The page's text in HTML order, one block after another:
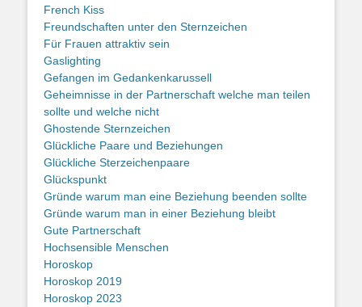
French Kiss
Freundschaften unter den Sternzeichen
Für Frauen attraktiv sein
Gaslighting
Gefangen im Gedankenkarussell
Geheimnisse in der Partnerschaft welche man teilen
sollte und welche nicht
Ghostende Sternzeichen
Glückliche Paare und Beziehungen
Glückliche Sterzeichenpaare
Glückspunkt
Gründe warum man eine Beziehung beenden sollte
Gründe warum man in einer Beziehung bleibt
Gute Partnerschaft
Hochsensible Menschen
Horoskop
Horoskop 2019
Horoskop 2023